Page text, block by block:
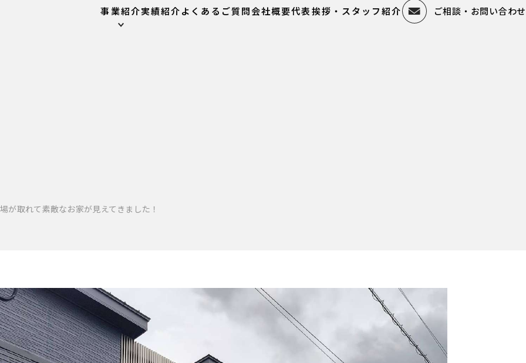
事業紹介実績紹介よくあるご質問会社概要代表挨拶・スタッフ紹介 ご相談・お問い合わせ
が取れて素敵なお家が見えてきました！